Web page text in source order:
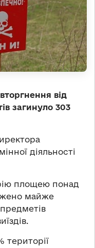
від
загинуло 303
діяльності
площею понад
майже
території